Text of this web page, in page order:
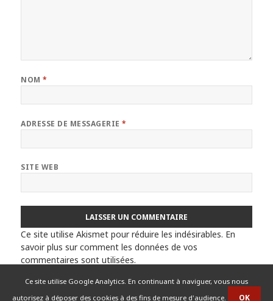
Ce site utilise Google Analytics. En continuant à naviguer, vous nous
autorisez à déposer des cookies à des fins de mesure d'audience.
NOM*
ADRESSE DE MESSAGERIE*
SITE WEB
Ce site utilise Akismet pour réduire les indésirables. En
savoir plus sur comment les données de vos
commentaires sont utilisées.